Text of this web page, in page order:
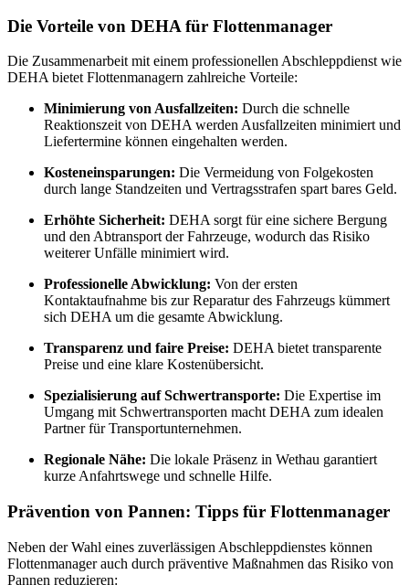
Die Vorteile von DEHA für Flottenmanager
Die Zusammenarbeit mit einem professionellen Abschleppdienst wie
DEHA bietet Flottenmanagern zahlreiche Vorteile:
Minimierung von Ausfallzeiten: Durch die schnelle
Reaktionszeit von DEHA werden Ausfallzeiten minimiert und
Liefertermine können eingehalten werden.
Kosteneinsparungen: Die Vermeidung von Folgekosten
durch lange Standzeiten und Vertragsstrafen spart bares Geld.
Erhöhte Sicherheit: DEHA sorgt für eine sichere Bergung
und den Abtransport der Fahrzeuge, wodurch das Risiko
weiterer Unfälle minimiert wird.
Professionelle Abwicklung: Von der ersten
Kontaktaufnahme bis zur Reparatur des Fahrzeugs kümmert
sich DEHA um die gesamte Abwicklung.
Transparenz und faire Preise: DEHA bietet transparente
Preise und eine klare Kostenübersicht.
Spezialisierung auf Schwertransporte: Die Expertise im
Umgang mit Schwertransporten macht DEHA zum idealen
Partner für Transportunternehmen.
Regionale Nähe: Die lokale Präsenz in Wethau garantiert
kurze Anfahrtswege und schnelle Hilfe.
Prävention von Pannen: Tipps für Flottenmanager
Neben der Wahl eines zuverlässigen Abschleppdienstes können
Flottenmanager auch durch präventive Maßnahmen das Risiko von
Pannen reduzieren: